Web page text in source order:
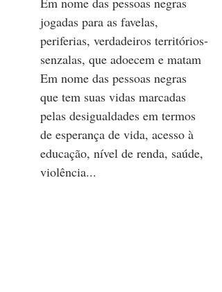
jogadas para as favelas,
periferias, verdadeiros territórios-
senzalas, que adoecem e matam
Em nome das pessoas negras
que tem suas vidas marcadas
pelas desigualdades em termos
de esperança de vida, acesso à
educação, nível de renda, saúde,
violência...